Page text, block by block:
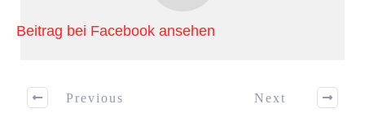
Beitrag bei Facebook ansehen
Previous Next